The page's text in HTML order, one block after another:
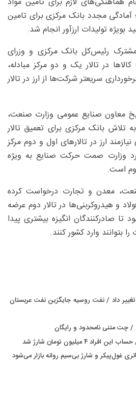
آمادگی مجدد بانک مرکزی برای تامین
بویژه تولیدات ارزآور انجام شد.
رئیس‌کل بانک مرکزی و وزرای
در تالار یک و دو مرکز مبادله،
مشخص و برای توسعه و برخورداری سریعتر شرکت‌ها از ‎ارز در تالار
معاون صنایع عمومی وزارت صنعت،
تلاش بانک مرکزی برای تعمیق تالار
ارز در تالارهای اول و دوم مرکز
وزارت صمت حرکت صنایع به ویژه
است.
معدن و تجارت درخواست کرده
و هیدروکربنی‌ها در تالار دوم عرضه
صادرکنندگان انگیزه بیشتری پیدا
بتوانند وارد کشور کنند.
داد / نفت روسیه جایگزین نفت عربستان
۴ میلیون تومان شارژ شد